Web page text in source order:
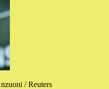
/ Reuters